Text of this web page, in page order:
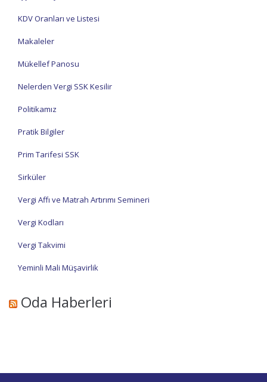
KDV Oranları ve Listesi
Makaleler
Mükellef Panosu
Nelerden Vergi SSK Kesilir
Politikamız
Pratik Bilgiler
Prim Tarifesi SSK
Sirküler
Vergi Affı ve Matrah Artırımı Semineri
Vergi Kodları
Vergi Takvimi
Yeminli Mali Müşavirlik
Oda Haberleri